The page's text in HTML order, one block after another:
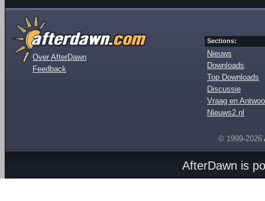
Over AfterDawn
Feedback
Sections:
Nieuws
Downloads
Top Downloads
Discussie
Vraag en
Nieuws2.nl
© 1999-2026
AfterDawn is